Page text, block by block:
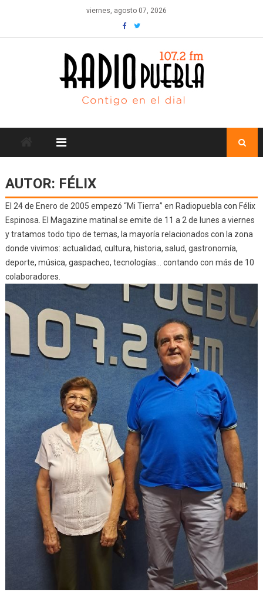
content
viernes, agosto 07, 2026
AUTOR: FÉLIX
El 24 de Enero de 2005 empezó “Mi Tierra” en Radiopuebla con Félix
Espinosa. El Magazine matinal se emite de 11 a 2 de lunes a viernes
y tratamos todo tipo de temas, la mayoría relacionados con la zona
donde vivimos: actualidad, cultura, historia, salud, gastronomía,
deporte, música, gaspacheo, tecnologías… contando con más de 10
colaboradores.